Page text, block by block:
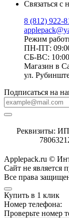
Связаться с
8 (812) 922-
Режим
ПН-ПТ:
СБ-ВС:
Магазин в
ул.
Подписаться на
Реквизиты:
Applepack.ru ©
Cайт не является
Все права
Купить в 1 клик
Номер телефона:
Проверьте номер